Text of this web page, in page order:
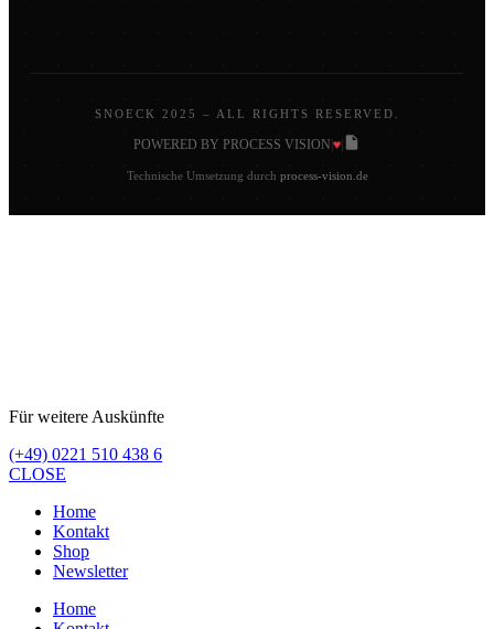
SNOECK 2025 – ALL RIGHTS RESERVED.
POWERED BY PROCESS VISION|♥|
Technische Umsetzung durch process-vision.de
Für weitere Auskünfte
(+49) 0221 510 438 6
CLOSE
Home
Kontakt
Shop
Newsletter
Home